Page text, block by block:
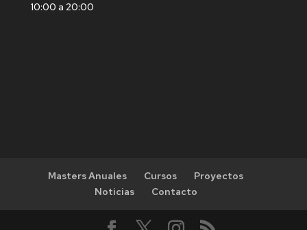
10:00 a 20:00
Masters Anuales Cursos
Proyectos
Noticias
Contacto